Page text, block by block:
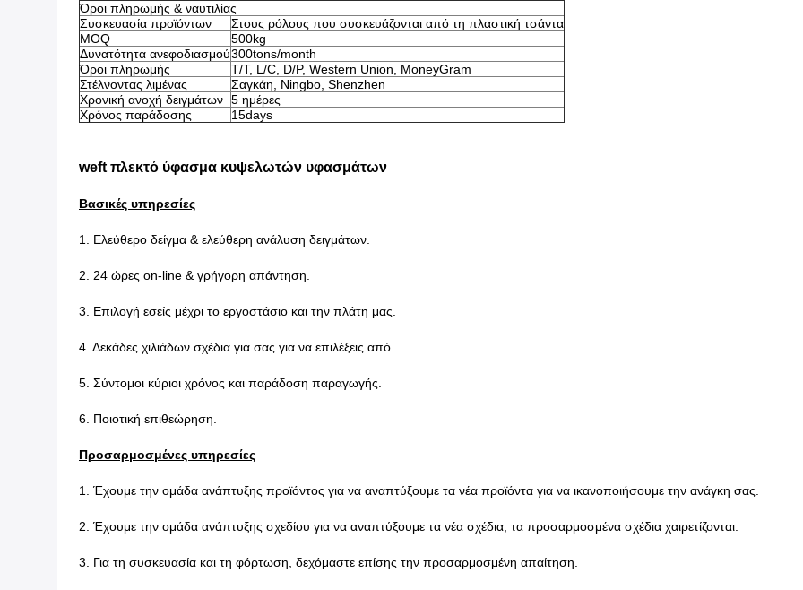
Όροι πληρωμής & ναυτιλίας
Συσκευασία προϊόντων
Στους ρόλους που συσκευάζονται από τη πλαστική τσάντα
MOQ
500kg
Δυνατότητα ανεφοδιασμού300tons/month
Όροι πληρωμής
T/T, L/C, D/P, Western Union, MoneyGram
Στέλνοντας λιμένας
Σαγκάη, Ningbo, Shenzhen
Χρονική ανοχή δειγμάτων 5 ημέρες
Χρόνος παράδοσης
15days
weft πλεκτό ύφασμα κυψελωτών υφασμάτων
Βασικές υπηρεσίες
1. Ελεύθερο δείγμα & ελεύθερη ανάλυση δειγμάτων.
2. 24 ώρες on-line & γρήγορη απάντηση.
3. Επιλογή εσείς μέχρι το εργοστάσιο και την πλάτη μας.
4. Δεκάδες χιλιάδων σχέδια για σας για να επιλέξεις από.
5. Σύντομοι κύριοι χρόνος και παράδοση παραγωγής.
6. Ποιοτική επιθεώρηση.
Προσαρμοσμένες υπηρεσίες
1. Έχουμε την ομάδα ανάπτυξης προϊόντος για να αναπτύξουμε τα νέα προϊόντα για να ικανοποιήσουμε την ανάγκη σας.
2. Έχουμε την ομάδα ανάπτυξης σχεδίου για να αναπτύξουμε τα νέα σχέδια, τα προσαρμοσμένα σχέδια χαιρετίζονται.
3. Για τη συσκευασία και τη φόρτωση, δεχόμαστε επίσης την προσαρμοσμένη απαίτηση.